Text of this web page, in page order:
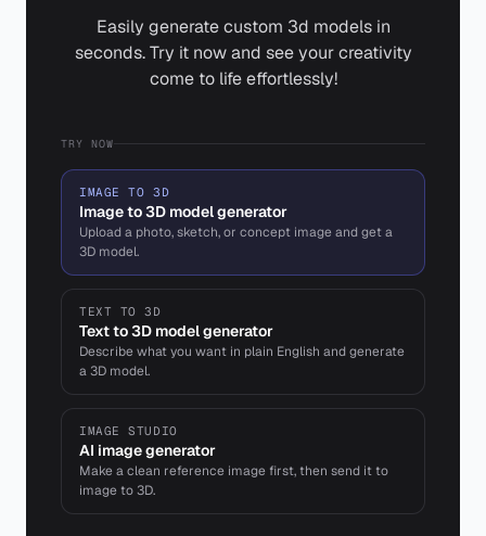
Easily generate custom 3d models in
seconds. Try it now and see your creativity
come to life effortlessly!
TRY NOW
IMAGE TO 3D
Image to 3D model generator
Upload a photo, sketch, or concept image and get a
3D model.
TEXT TO 3D
Text to 3D model generator
Describe what you want in plain English and generate
a 3D model.
IMAGE STUDIO
AI image generator
Make a clean reference image first, then send it to
image to 3D.